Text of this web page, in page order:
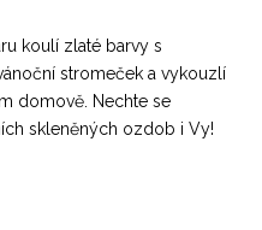
koulí zlaté barvy s
stromeček a vykouzlí
domově. Nechte se
skleněných ozdob i Vy!